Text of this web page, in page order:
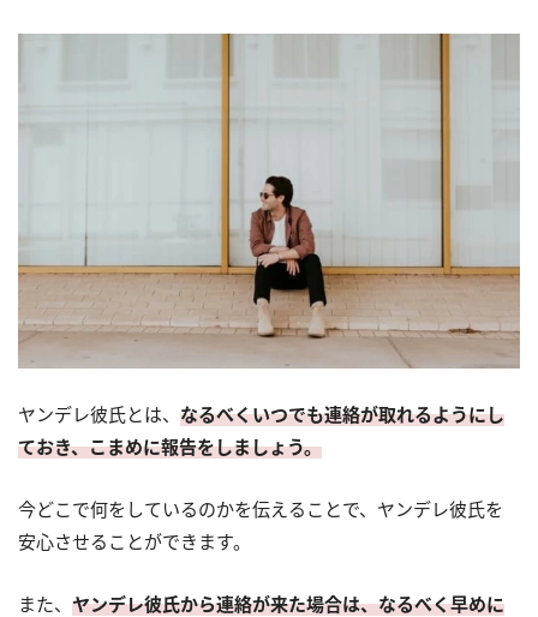
ヤンデレ彼氏とは、 なるべくいつでも連絡が取れるようにし
ておき、こまめに報告をしましょう。
今どこで何をしているのかを伝えることで、ヤンデレ彼氏を
安心させることができます。
また、 ヤンデレ彼氏から連絡が来た場合は、なるべく早めに